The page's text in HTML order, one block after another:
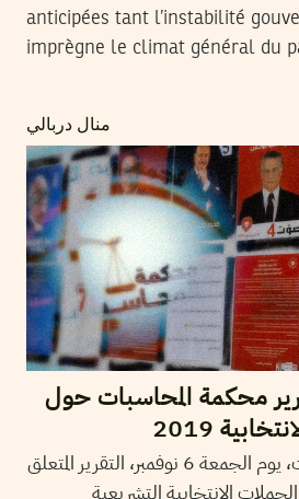
anticipées tant l’instabilité
imprègne le climat général du
منال دربالي
محكمة المحاسبات حول
2019
نشرت محكمة المحاسبات، يوم الجمعة 6 نوفمبر، التقرير المتعلق
الانتخابية التشريعية